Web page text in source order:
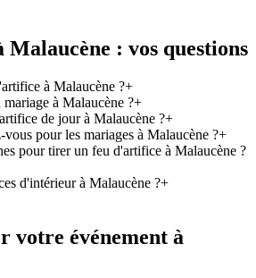
Malaucène : vos questions
à Malaucène ?+
à Malaucène ?+
de jour à Malaucène ?+
pour les mariages à Malaucène ?+
pour tirer un feu d'artifice à Malaucène ?
d'intérieur à Malaucène ?+
votre événement à